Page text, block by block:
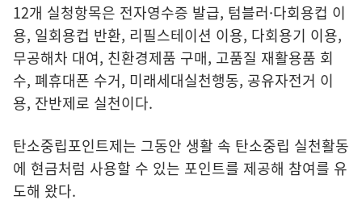
12개 실청항목은 전자영수증 발급, 텀블러·다회용컵 이
용, 일회용컵 반환, 리필스테이션 이용, 다회용기 이용,
무공해차 대여, 친환경제품 구매, 고품질 재활용품 회
수, 폐휴대폰 수거, 미래세대실천행동, 공유자전거 이
용, 잔반제로 실천이다.
탄소중립포인트제는 그동안 생활 속 탄소중립 실천활동
에 현금처럼 사용할 수 있는 포인트를 제공해 참여를 유
도해 왔다.